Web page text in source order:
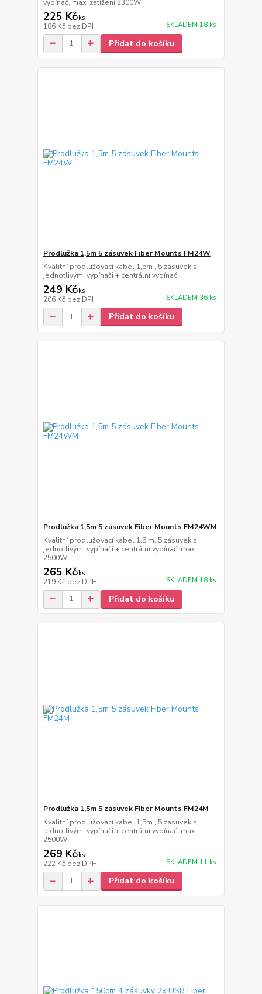
vypínač, max. zatížení 2300W
225 Kč/ks
186 Kč bez DPH SKLADEM 18 ks
Přidat do košíku
Prodlužka 1,5m 5 zásuvek Fiber Mounts FM24W
Kvalitní prodlužovací kabel 1,5m , 5 zásuvek s
jednotlivými vypínači + centrální vypínač
249 Kč/ks
206 Kč bez DPH SKLADEM 36 ks
Přidat do košíku
Prodlužka 1,5m 5 zásuvek Fiber Mounts FM24WM
Kvalitní prodlužovací kabel 1,5 m, 5 zásuvek s
jednotlivými vypínači + centrální vypínač, max.
2500W
265 Kč/ks
219 Kč bez DPH SKLADEM 18 ks
Přidat do košíku
Prodlužka 1,5m 5 zásuvek Fiber Mounts FM24M
Kvalitní prodlužovací kabel 1,5m , 5 zásuvek s
jednotlivými vypínači + centrální vypínač, max.
2500W
269 Kč/ks
222 Kč bez DPH SKLADEM 11 ks
Přidat do košíku